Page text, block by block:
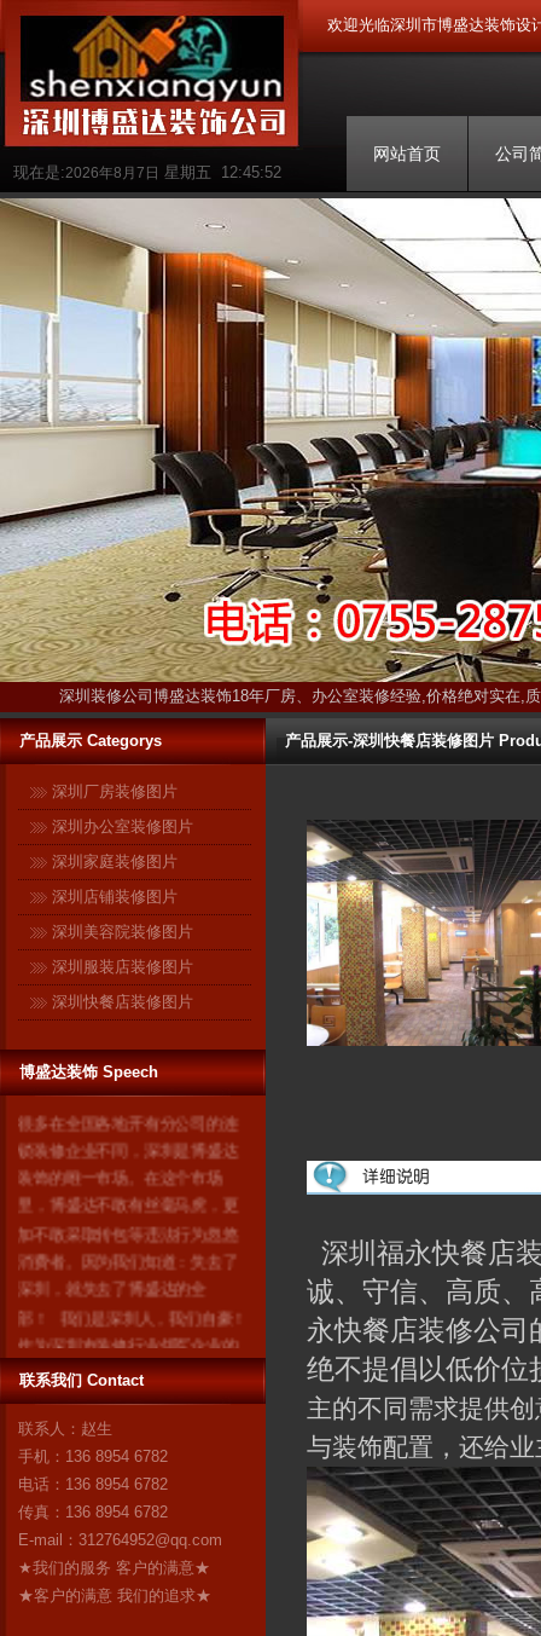
欢迎光临深圳市博盛达装饰设
现在是:2026年8月7日 星期五 12:45:52
公司
网站首页
深圳装修公司博盛达装饰18年厂房、办公室装修经验,价格绝对实在,
产品展示 Categorys
深圳厂房装修图片
深圳办公室装修图片
深圳家庭装修图片
深圳店铺装修图片
深圳美容院装修图片
深圳服装店装修图片
深圳快餐店装修图片
博盛达装饰 Speech
博盛达装饰只装深圳 ------17年扎
根深圳本土！17年信誉保证！ 与
锁装修企业不同，深圳是博盛达
装饰的唯一市场。在这个市场
里，博盛达不敢有丝毫马虎，更
加不敢采取转包等违法行为忽悠
消费者。因为我们知道：失去了
深圳，就失去了博盛达的全
部！ 我们是深圳人，我们自豪！
作为深圳市装修行业领军企业的
博盛达装饰，对自己“深圳本土”这
个身份感到无比自豪。17年来，
联系我们 Contact
联系人：赵生
手机：136 8954 6782
电话：136 8954 6782
传真：136 8954 6782
E-mail： 312764952@qq.com
★我们的服务 客户的满意★
★客户的满意 我们的追求★
产品展示-深圳快餐店装修图片
深圳福永快餐店
诚、守信、高质、
永快餐店装修公司
绝不提倡以低价位
主的不同需求提供
与装饰配置，还给